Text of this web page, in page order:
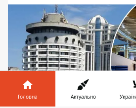
Головна Актуально